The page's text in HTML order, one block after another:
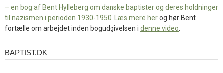
– en bog af Bent Hylleberg om danske baptister og deres holdninger
til nazismen i perioden 1930-1950. Læs mere herog hør Bent
fortælle om arbejdet inden bogudgivelsen i denne video
baptist.dk
BAPTIST.DK